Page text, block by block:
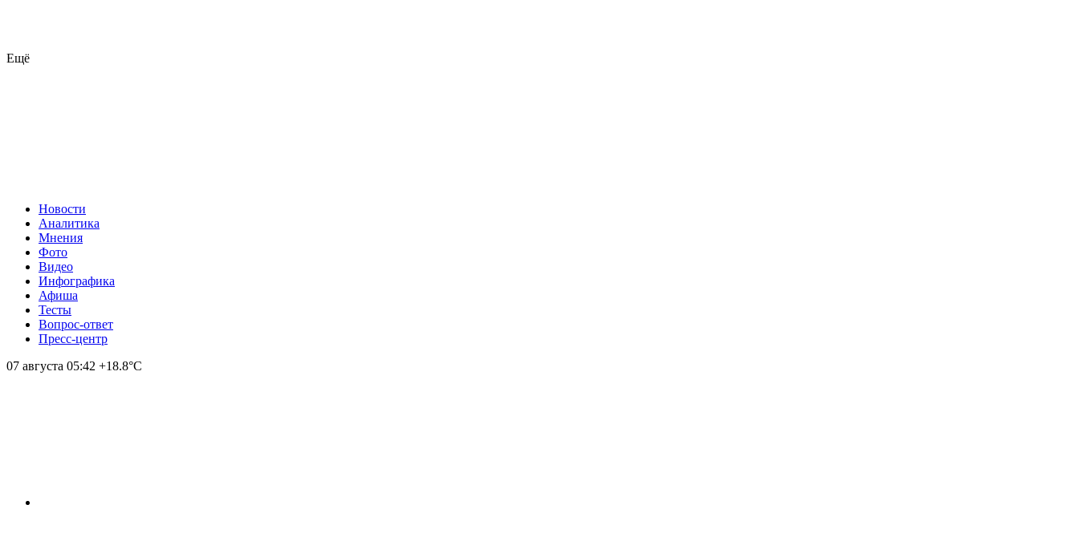
Ещё
Новости
Аналитика
Мнения
Фото
Видео
Инфографика
Афиша
Тесты
Вопрос-ответ
Пресс-центр
07 августа 05:42 +18.8°С